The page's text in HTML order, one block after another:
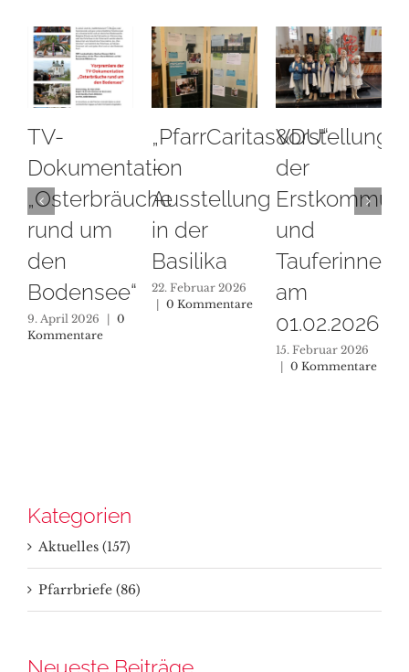
um
2026 | 0
„PfarrCaritas&DU“
–
Ausstellung
in der
Basilika
22. Februar 2026
0 Kommentare
Vorstellung
Tauferinnerung
am
01.02.2026
15. Februar 2026
0 Kommentare
2026
Kategorien
Aktuelles (157)
Pfarrbriefe (86)